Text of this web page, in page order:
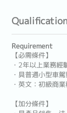
Requirement
【必需條件】
・2年以上業務經
・具普通小型車
・英文：初級商
【加分條件】